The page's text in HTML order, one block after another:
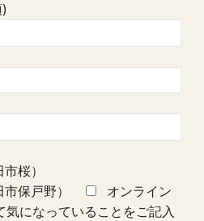
桜）
保戸野）
オンライン
になっていることをご記入